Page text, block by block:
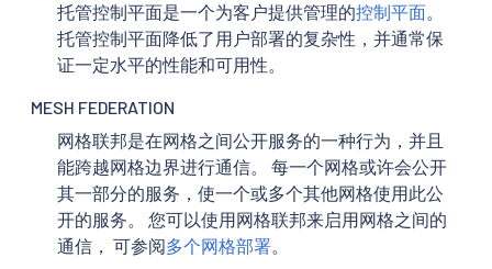
托管控制平面是一个为客户提供管理的控制平面。
托管控制平面降低了用户部署的复杂性，并通常保
证一定水平的性能和可用性。
MESH FEDERATION
网格联邦是在网格之间公开服务的一种行为，并且
能跨越网格边界进行通信。 每一个网格或许会公开
其一部分的服务，使一个或多个其他网格使用此公
开的服务。 您可以使用网格联邦来启用网格之间的
通信， 可参阅多个网格部署。